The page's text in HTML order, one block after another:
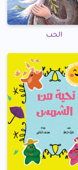
الحب